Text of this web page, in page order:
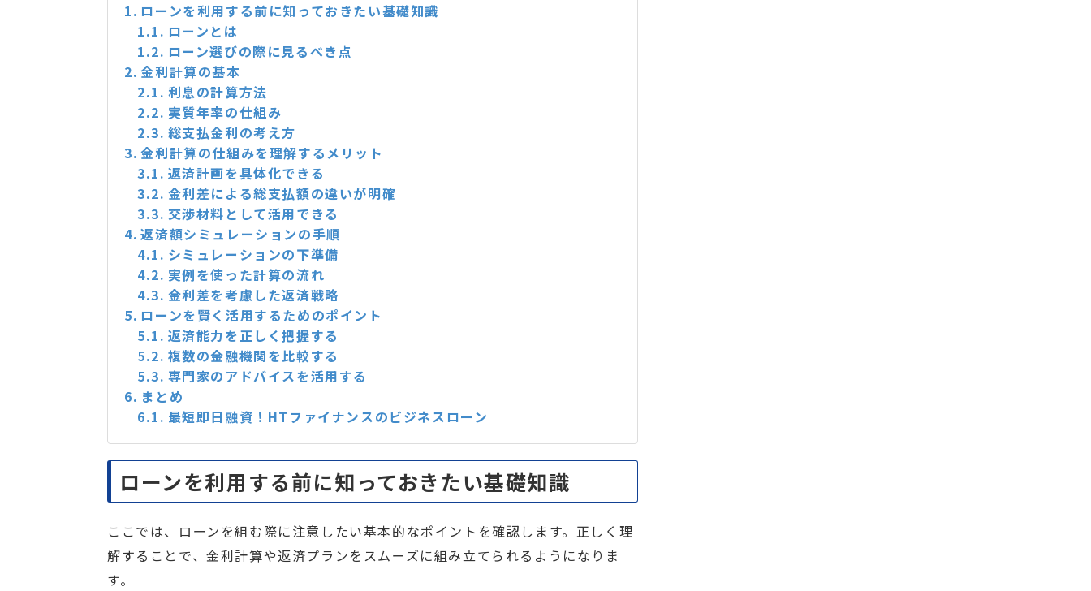
ローンを利用する前に知っておきたい基礎知識
ローンとは
ローン選びの際に見るべき点
金利計算の基本
利息の計算方法
実質年率の仕組み
総支払金利の考え方
金利計算の仕組みを理解するメリット
返済計画を具体化できる
金利差による総支払額の違いが明確
交渉材料として活用できる
返済額シミュレーションの手順
シミュレーションの下準備
実例を使った計算の流れ
金利差を考慮した返済戦略
ローンを賢く活用するためのポイント
返済能力を正しく把握する
複数の金融機関を比較する
専門家のアドバイスを活用する
まとめ
最短即日融資！HTファイナンスのビジネスローン
ローンを利用する前に知っておきたい基礎知識
ここでは、ローンを組む際に注意したい基本的なポイントを確認します。正しく理
解することで、金利計算や返済プランをスムーズに組み立てられるようになりま
す。